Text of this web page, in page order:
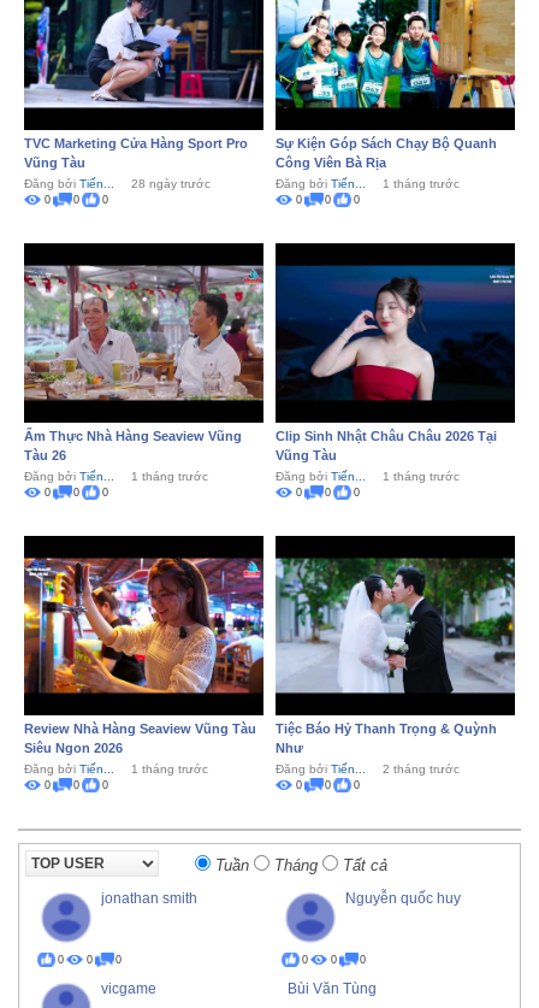
TVC Marketing Cửa Hàng Sport Pro
Vũng Tàu
Đăng bởi Tiến... 28 ngày trước
0 0 0
Sự Kiện Góp Sách Chạy Bộ Quanh
Công Viên Bà Rịa
Đăng bởi Tiến... 1 tháng trước
0 0 0
Ẩm Thực Nhà Hàng Seaview Vũng
Tàu 26
Đăng bởi Tiến... 1 tháng trước
0 0 0
Clip Sinh Nhật Châu Châu 2026 Tại
Vũng Tàu
Đăng bởi Tiến... 1 tháng trước
0 0 0
Review Nhà Hàng Seaview Vũng Tàu
Siêu Ngon 2026
Đăng bởi Tiến... 1 tháng trước
0 0 0
Tiệc Báo Hỷ Thanh Trọng & Quỳnh
Như
Đăng bởi Tiến... 2 tháng trước
0 0 0
Tuần Tháng Tất cả
jonathan smith
0 0 0
Nguyễn quốc huy
0 0 0
vicgame Bùi Văn Tùng